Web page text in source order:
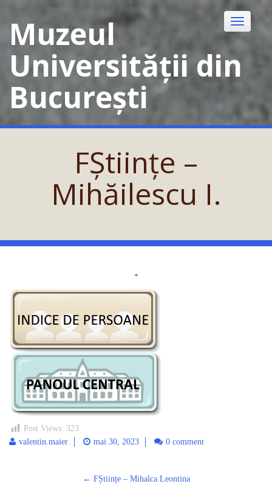
contentMuzeul
Universității din
București
Toggle
FȘtiințe –
Mihăilescu I.
*
Post Views: 323
valentin.maier
mai 30, 2023 0 comment
← FȘtiințe – Mihalca Leontina